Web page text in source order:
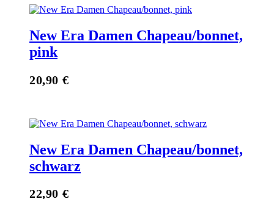
New Era Damen Chapeau/bonnet,
pink
20,90 €
New Era Damen Chapeau/bonnet,
schwarz
22,90 €